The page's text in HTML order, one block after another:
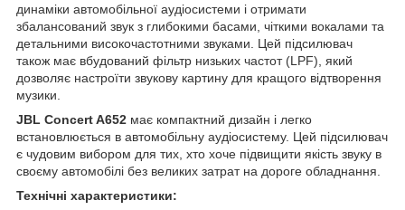
динаміки автомобільної аудіосистеми і отримати
збалансований звук з глибокими басами, чіткими вокалами та
детальними високочастотними звуками. Цей підсилювач
також має вбудований фільтр низьких частот (LPF), який
дозволяє настроїти звукову картину для кращого відтворення
музики.
JBL Concert A652 має компактний дизайн і легко
встановлюється в автомобільну аудіосистему. Цей підсилювач
є чудовим вибором для тих, хто хоче підвищити якість звуку в
своєму автомобілі без великих затрат на дороге обладнання.
Технічні характеристики: